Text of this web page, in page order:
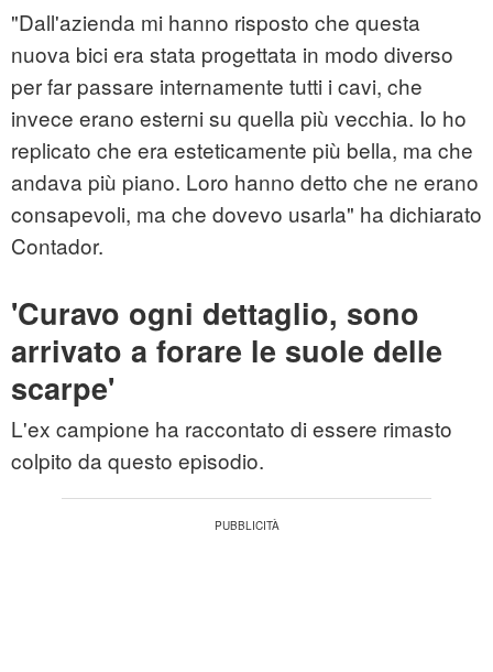
"Dall'azienda mi hanno risposto che questa
nuova bici era stata progettata in modo diverso
per far passare internamente tutti i cavi, che
invece erano esterni su quella più vecchia. Io ho
replicato che era esteticamente più bella, ma che
andava più piano. Loro hanno detto che ne erano
consapevoli, ma che dovevo usarla" ha dichiarato
Contador.
'Curavo ogni dettaglio, sono
arrivato a forare le suole delle
scarpe'
L'ex campione ha raccontato di essere rimasto
colpito da questo episodio.